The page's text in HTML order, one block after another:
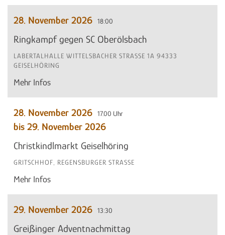
28. November 2026 18:00
Ringkampf gegen SC Oberölsbach
LABERTALHALLE WITTELSBACHER STRASSE 1A 94333 G
EISELHÖRING
Mehr Infos
28. November 2026 17.00 Uhr
bis 29. November 2026
Christkindlmarkt Geiselhöring
GRITSCHHOF, REGENSBURGER STRASSE
Mehr Infos
29. November 2026 13:30
Greißinger Adventnachmittag